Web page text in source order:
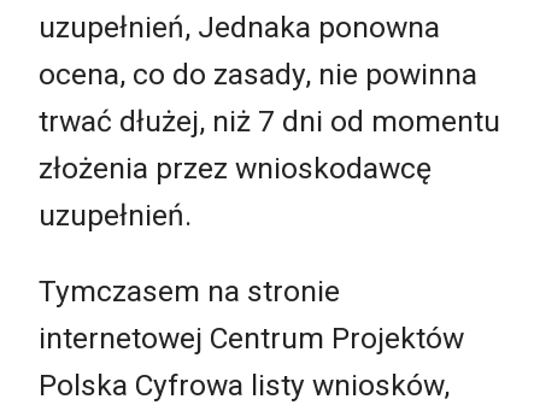
uzupełnień, Jednaka ponowna
ocena, co do zasady, nie powinna
trwać dłużej, niż 7 dni od momentu
złożenia przez wnioskodawcę
uzupełnień.
Tymczasem na stronie
internetowej Centrum Projektów
Polska Cyfrowa listy wniosków,